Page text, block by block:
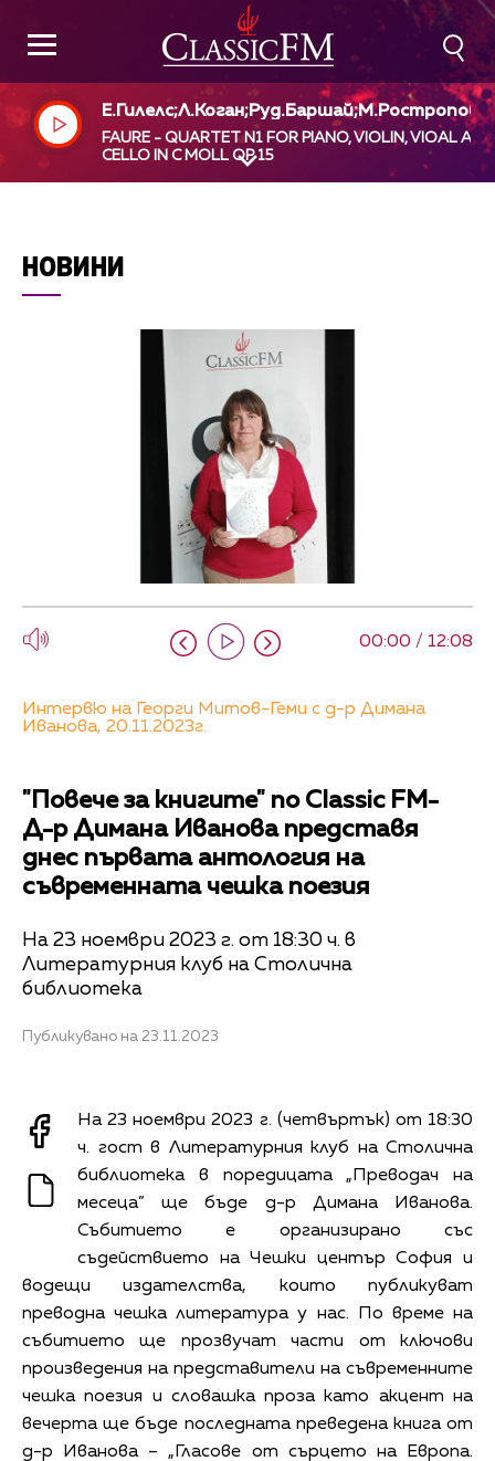
Е.Гилелс;Л.Коган;Руд.Баршай;М.Ростропови
FAURE - QUARTET N1 FOR PIANO, VIOLIN, VIOAL AND
CELLO IN C MOLL OP 15
НОВИНИ
00:00 / 12:08
Интервю на Георги Митов-Геми с д-р Димана
Иванова, 20.11.2023г.
"Повече за книгите" по Classic FM-
Д-р Димана Иванова представя
днес първата антология на
съвременната чешка поезия
На 23 ноември 2023 г. от 18:30 ч. в
Литературния клуб на Столична
библиотека
Публикувано на 23.11.2023
На 23 ноември 2023 г. (четвъртък) от 18:30
ч. гост в Литературния клуб на Столична
библиотека в поредицата „Преводач на
месеца” ще бъде д-р Димана Иванова.
Събитието е организирано със
съдействието на Чешки център София и
водещи издателства, които публикуват
преводна чешка литература у нас. По време на
събитието ще прозвучат части от ключови
произведения на представители на съвременните
чешка поезия и словашка проза като акцент на
вечерта ще бъде последната преведена книга от
д-р Иванова – „Гласове от сърцето на Европа.